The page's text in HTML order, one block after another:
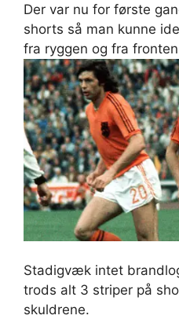
Der var nu for første
shorts så man kunne
fra ryggen og fra
Stadigvæk intet
trods alt 3 striper på
skuldrene.